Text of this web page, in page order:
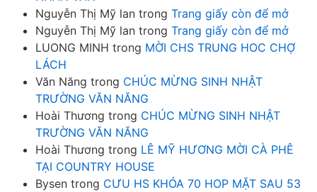
Nguyễn Thị Mỹ lan trong Trang giấy còn để mở
Nguyễn Thị Mỹ lan trong Trang giấy còn để mở
LUONG MINH trong MỜI CHS TRUNG HOC CHỢ
LÁCH
Văn Năng trong CHÚC MỪNG SINH NHẬT
TRƯỜNG VĂN NĂNG
Hoài Thương trong CHÚC MỪNG SINH NHẬT
TRƯỜNG VĂN NĂNG
Hoài Thương trong LÊ MỸ HƯƠNG MỜI CÀ PHÊ
TẠI COUNTRY HOUSE
Bysen trong CƯU HS KHÓA 70 HOP MẶT SAU 53